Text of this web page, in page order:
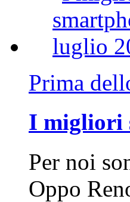
Prima
I migliori
Per noi
Oppo